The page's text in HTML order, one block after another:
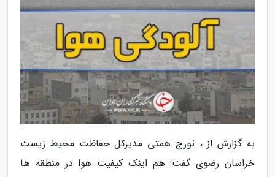
به گزارش از ، تورج همتی مدیرکل حفاظت محیط زیست
خراسان رضوی گفت: هم اینک کیفیت هوا در منطقه ها